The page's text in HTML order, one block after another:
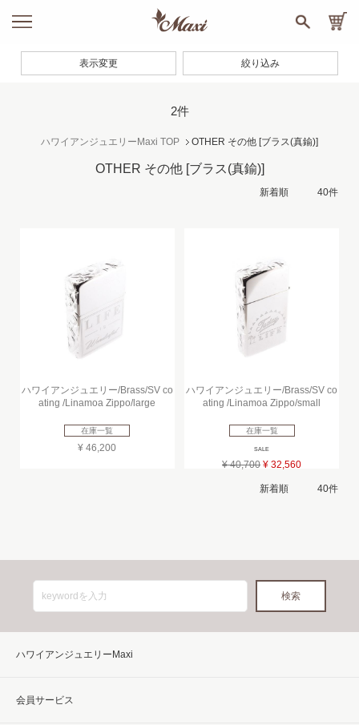
2件
ハワイアンジュエリーMaxi TOP OTHER その他 [ブラス(真鍮)]
OTHER その他 [ブラス(真鍮)]
ハワイアンジュエリー/Brass/SV co
ating /Linamoa Zippo/large
在庫一覧
¥ 46,200
ハワイアンジュエリー/Brass/SV co
ating /Linamoa Zippo/small
在庫一覧
SALE
¥ 40,700 ¥ 32,560
表示変更 絞り込み
ハワイアンジュエリーMaxi
会員サービス